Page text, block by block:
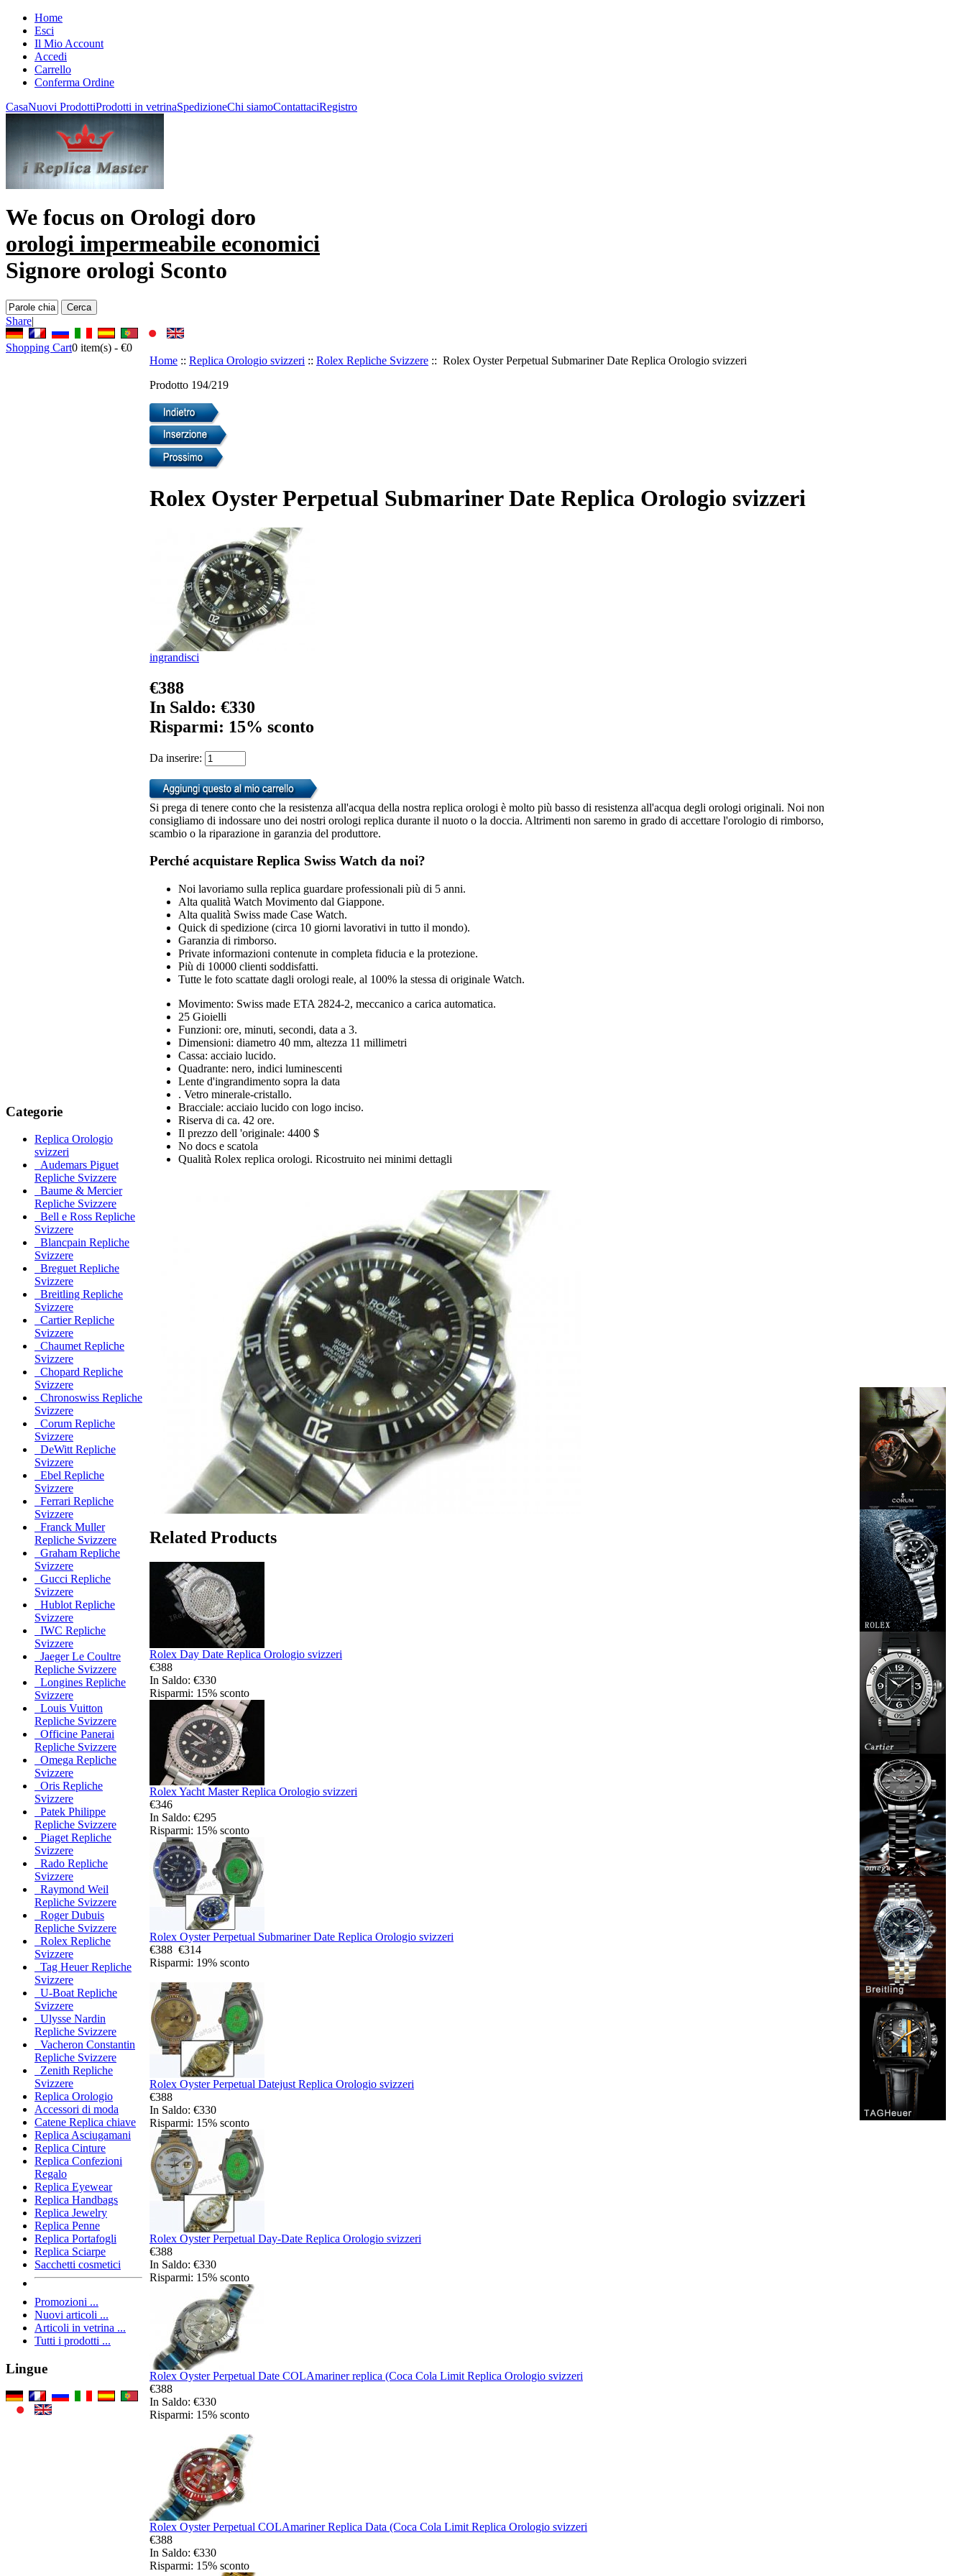
Home
Esci
Il Mio Account
Accedi
Carrello
Conferma Ordine
CasaNuovi ProdottiProdotti in vetrinaSpedizioneChi siamoContattaciRegistro
We focus on Orologi doro
orologi impermeabile economici
Signore orologi Sconto
Share|
Shopping Cart0 item(s) - €0
Categorie
Replica Orologio
svizzeri
Audemars Piguet
Repliche Svizzere
Baume & Mercier
Repliche Svizzere
Bell e Ross Repliche
Svizzere
Blancpain Repliche
Svizzere
Breguet Repliche
Svizzere
Breitling Repliche
Svizzere
Cartier Repliche
Svizzere
Chaumet Repliche
Svizzere
Chopard Repliche
Svizzere
Chronoswiss Repliche
Svizzere
Corum Repliche
Svizzere
DeWitt Repliche
Svizzere
Ebel Repliche
Svizzere
Ferrari Repliche
Svizzere
Franck Muller
Repliche Svizzere
Graham Repliche
Svizzere
Gucci Repliche
Svizzere
Hublot Repliche
Svizzere
IWC Repliche
Svizzere
Jaeger Le Coultre
Repliche Svizzere
Longines Repliche
Svizzere
Louis Vuitton
Repliche Svizzere
Officine Panerai
Repliche Svizzere
Omega Repliche
Svizzere
Oris Repliche
Svizzere
Patek Philippe
Repliche Svizzere
Piaget Repliche
Svizzere
Rado Repliche
Svizzere
Raymond Weil
Repliche Svizzere
Roger Dubuis
Repliche Svizzere
Rolex Repliche
Svizzere
Tag Heuer Repliche
Svizzere
U-Boat Repliche
Svizzere
Ulysse Nardin
Repliche Svizzere
Vacheron Constantin
Repliche Svizzere
Zenith Repliche
Svizzere
Replica Orologio
Accessori di moda
Catene Replica chiave
Replica Asciugamani
Replica Cinture
Replica Confezioni
Regalo
Replica Eyewear
Replica Handbags
Replica Jewelry
Replica Penne
Replica Portafogli
Replica Sciarpe
Sacchetti cosmetici
Promozioni ...
Nuovi articoli ...
Articoli in vetrina ...
Tutti i prodotti ...
Lingue
Home :: Replica Orologio svizzeri :: Rolex Repliche Svizzere :: Rolex Oyster Perpetual Submariner Date Replica Orologio svizzeri
Prodotto 194/219
Rolex Oyster Perpetual Submariner Date Replica Orologio svizzeri
ingrandisci
€388
In Saldo: €330
Risparmi: 15% sconto
Da inserire:
Si prega di tenere conto che la resistenza all'acqua della nostra replica orologi è molto più basso di resistenza all'acqua degli orologi originali. Noi non
consigliamo di indossare uno dei nostri orologi replica durante il nuoto o la doccia. Altrimenti non saremo in grado di accettare l'orologio di rimborso,
scambio o la riparazione in garanzia del produttore.
Perché acquistare Replica Swiss Watch da noi?
Noi lavoriamo sulla replica guardare professionali più di 5 anni.
Alta qualità Watch Movimento dal Giappone.
Alta qualità Swiss made Case Watch.
Quick di spedizione (circa 10 giorni lavorativi in tutto il mondo).
Garanzia di rimborso.
Private informazioni contenute in completa fiducia e la protezione.
Più di 10000 clienti soddisfatti.
Tutte le foto scattate dagli orologi reale, al 100% la stessa di originale Watch.
Movimento: Swiss made ETA 2824-2, meccanico a carica automatica.
25 Gioielli
Funzioni: ore, minuti, secondi, data a 3.
Dimensioni: diametro 40 mm, altezza 11 millimetri
Cassa: acciaio lucido.
Quadrante: nero, indici luminescenti
Lente d'ingrandimento sopra la data
. Vetro minerale-cristallo.
Bracciale: acciaio lucido con logo inciso.
Riserva di ca. 42 ore.
Il prezzo dell 'originale: 4400 $
No docs e scatola
Qualità Rolex replica orologi. Ricostruito nei minimi dettagli
Related Products
Rolex Day Date Replica Orologio svizzeri
€388
In Saldo: €330
Risparmi: 15% sconto
Rolex Yacht Master Replica Orologio svizzeri
€346
In Saldo: €295
Risparmi: 15% sconto
Rolex Oyster Perpetual Submariner Date Replica Orologio svizzeri
€388 €314
Risparmi: 19% sconto
Rolex Oyster Perpetual Datejust Replica Orologio svizzeri
€388
In Saldo: €330
Risparmi: 15% sconto
Rolex Oyster Perpetual Day-Date Replica Orologio svizzeri
€388
In Saldo: €330
Risparmi: 15% sconto
Rolex Oyster Perpetual Date COLAmariner replica (Coca Cola Limit Replica Orologio svizzeri
€388
In Saldo: €330
Risparmi: 15% sconto
Rolex Oyster Perpetual COLAmariner Replica Data (Coca Cola Limit Replica Orologio svizzeri
€388
In Saldo: €330
Risparmi: 15% sconto